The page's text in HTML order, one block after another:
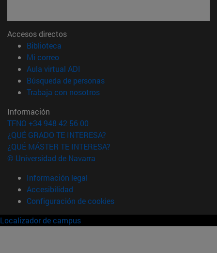
Accesos directos
Biblioteca
Mi correo(abre en nueva ventana)
Aula virtual ADI
Búsqueda de personas(abre en nueva ventana)
Trabaja con nosotros(abre en nueva ventana)
Información
TFNO +34 948 42 56 00
¿QUÉ GRADO TE INTERESA?
¿QUÉ MÁSTER TE INTERESA?
© Universidad de Navarra
Información legal
Accesibilidad
Configuración de cookies
Localizador de campus